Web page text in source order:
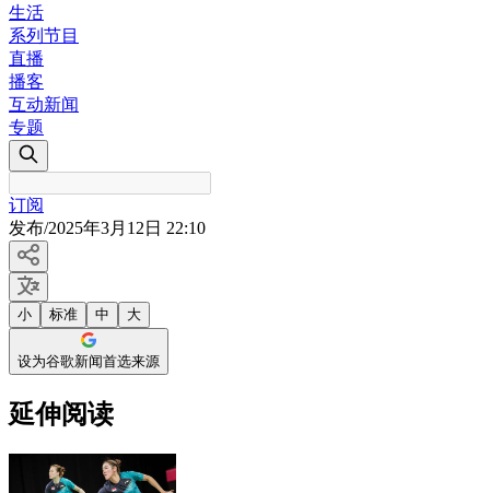
生活
系列节目
直播
播客
互动新闻
专题
订阅
发布/2025年3月12日 22:10
小 标准 中 大
设为谷歌新闻首选来源
延伸阅读